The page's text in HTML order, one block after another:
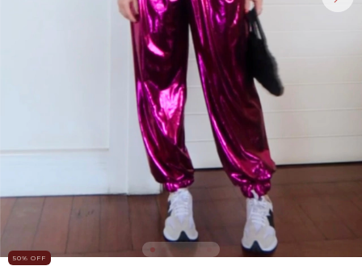
50% OFF